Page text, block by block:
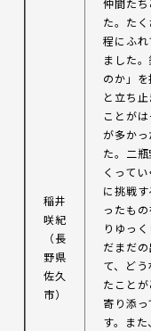
稲井
咲紀
（長
野県
佐久
市）
た。た
程にふ
ました
のか」
と立ち
ことが
が多か
た。二
くって
に挑戦
ったも
りゆっ
だまだ
て、ど
たこと
寄り添
す。ま